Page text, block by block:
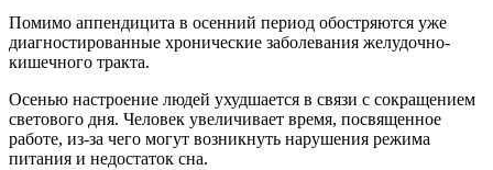
Помимо аппендицита в осенний период обостряются уже
диагностированные хронические заболевания желудочно-
кишечного тракта.
Осенью настроение людей ухудшается в связи с сокращением
светового дня. Человек увеличивает время, посвященное
работе, из-за чего могут возникнуть нарушения режима
питания и недостаток сна.